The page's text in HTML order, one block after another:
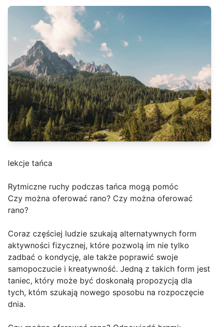
lekcje tańca
Rytmiczne ruchy podczas tańca mogą pomóc
Czy można oferować rano? Czy można oferować
rano?
Coraz częściej ludzie szukają alternatywnych form
aktywności fizycznej, które pozwolą im nie tylko
zadbać o kondycję, ale także poprawić swoje
samopoczucie i kreatywność. Jedną z takich form jest
taniec, który może być doskonałą propozycją dla
tych, któm szukają nowego sposobu na rozpoczęcie
dnia.